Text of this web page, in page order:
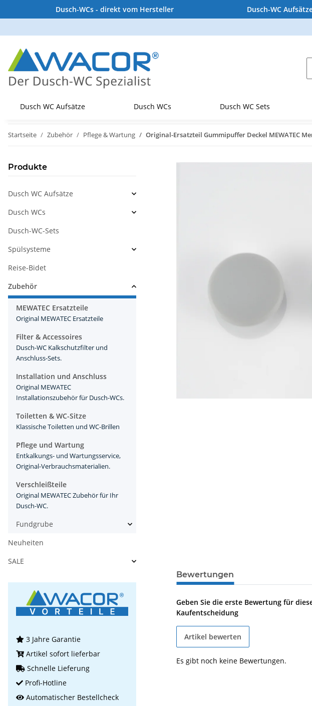
Dusch-WCs - direkt vom Hersteller Dusch-WC
Dusch WC Aufsätze Dusch WCs Dusch WC Sets
Startseite Zubehör Pflege & Wartung Original-Ersatzteil Gummipuffer Deckel MEWATEC
Bewertungen
Geben Sie die erste Bewertung für
Kaufentscheidung
Artikel bewerten
Es gibt noch keine Bewertungen.
Produkte
Dusch WC Aufsätze
Dusch WCs
Dusch-WC-Sets
Spülsysteme
Reise-Bidet
Zubehör
MEWATEC Ersatzteile
Original MEWATEC Ersatzteile
Filter & Accessoires
Dusch-WC Kalkschutzfilter und
Anschluss-Sets.
Installation und Anschluss
Original MEWATEC
Installationszubehör für Dusch-WCs.
Toiletten & WC-Sitze
Klassische Toiletten und WC-Brillen
Pflege und Wartung
Entkalkungs- und Wartungsservice,
Original-Verbrauchsmaterialien.
Verschleißteile
Original MEWATEC Zubehör für Ihr
Dusch-WC.
Fundgrube
Neuheiten
SALE
3 Jahre Garantie
Artikel sofort lieferbar
Schnelle Lieferung
Profi-Hotline
Automatischer Bestellcheck